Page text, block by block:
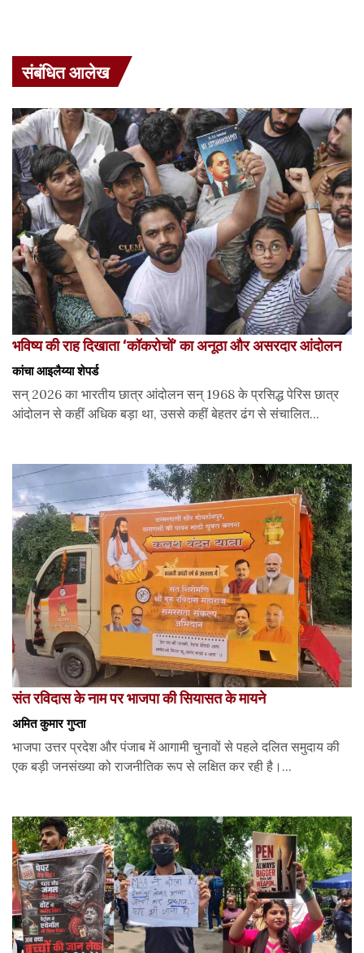
संबंधित आलेख
भविष्य की राह दिखाता ‘कॉकरोचों’ का अनूठा और असरदार आंदोलन
कांचा आइलैय्या शेपर्ड
सन् 2026 का भारतीय छात्र आंदोलन सन् 1968 के प्रसिद्ध पेरिस छात्र
आंदोलन से कहीं अधिक बड़ा था, उससे कहीं बेहतर ढंग से संचालित...
संत रविदास के नाम पर भाजपा की सियासत के मायने
अमित कुमार गुप्ता
भाजपा उत्तर प्रदेश और पंजाब में आगामी चुनावों से पहले दलित समुदाय की
एक बड़ी जनसंख्या को राजनीतिक रूप से लक्षित कर रही है।...